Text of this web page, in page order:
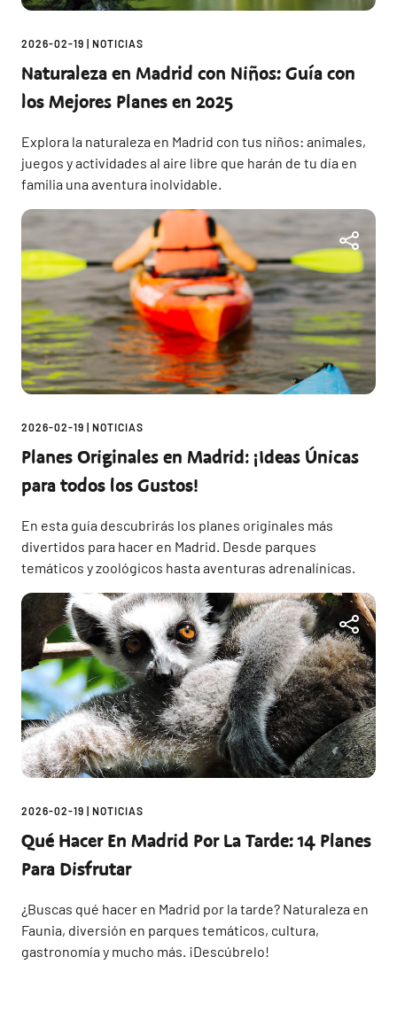
2026-02-19 NOTICIAS
Naturaleza en Madrid con Niños: Guía con
los Mejores Planes en 2025
Explora la naturaleza en Madrid con tus niños: animales,
juegos y actividades al aire libre que harán de tu día en
familia una aventura inolvidable.
2026-02-19 NOTICIAS
Planes Originales en Madrid: ¡Ideas Únicas
para todos los Gustos!
En esta guía descubrirás los planes originales más
divertidos para hacer en Madrid. Desde parques
temáticos y zoológicos hasta aventuras adrenalínicas.
2026-02-19 NOTICIAS
Qué Hacer En Madrid Por La Tarde: 14 Planes
Para Disfrutar
¿Buscas qué hacer en Madrid por la tarde? Naturaleza en
Faunia, diversión en parques temáticos, cultura,
gastronomía y mucho más. ¡Descúbrelo!